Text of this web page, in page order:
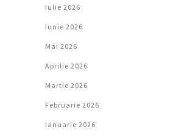
Iulie 2026
Iunie 2026
Mai 2026
Aprilie 2026
Martie 2026
Februarie 2026
Ianuarie 2026